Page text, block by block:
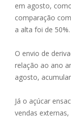
em agosto,
comparação
a alta foi de 50%.
O envio de
relação ao ano
agosto,
Já o açúcar
vendas